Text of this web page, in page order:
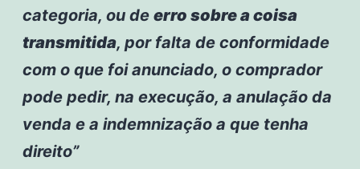
categoria, ou de erro sobre a coisa
transmitida, por falta de conformidade
com o que foi anunciado, o comprador
pode pedir, na execução, a anulação da
venda e a indemnização a que tenha
direito”